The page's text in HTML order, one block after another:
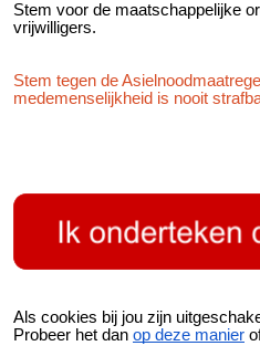
Stem voor de maatschappelijke
vrijwilligers.
Stem tegen de
medemenselijkheid is nooit
Als cookies bij jou zijn
Probeer het dan op deze manier